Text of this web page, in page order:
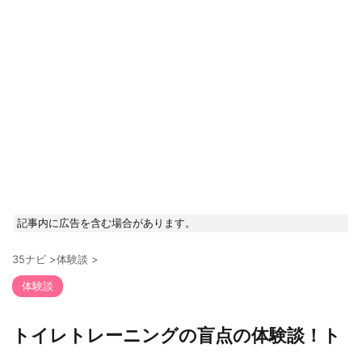
記事内に広告を含む場合があります。
35ナビ >体験談 >
体験談
トイレトレーニングの盲点の体験談！ト